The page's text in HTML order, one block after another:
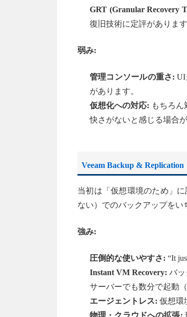
GRT (Granular Recovery
復旧技術に定評がありま
弱み:
管理コンソールの重さ: UI
があります。
仮想化への対応: もちろん
快さがないと感じる場合が
Veeam Backup & Replication
当初は「仮想環境のため」
ない）でのバックアップをい
強み:
圧倒的な使いやすさ: “It
Instant VM Recovery: バ
サーバーでも数分で起動
エージェントレス: 仮想環
物理・クラウドへの拡張: